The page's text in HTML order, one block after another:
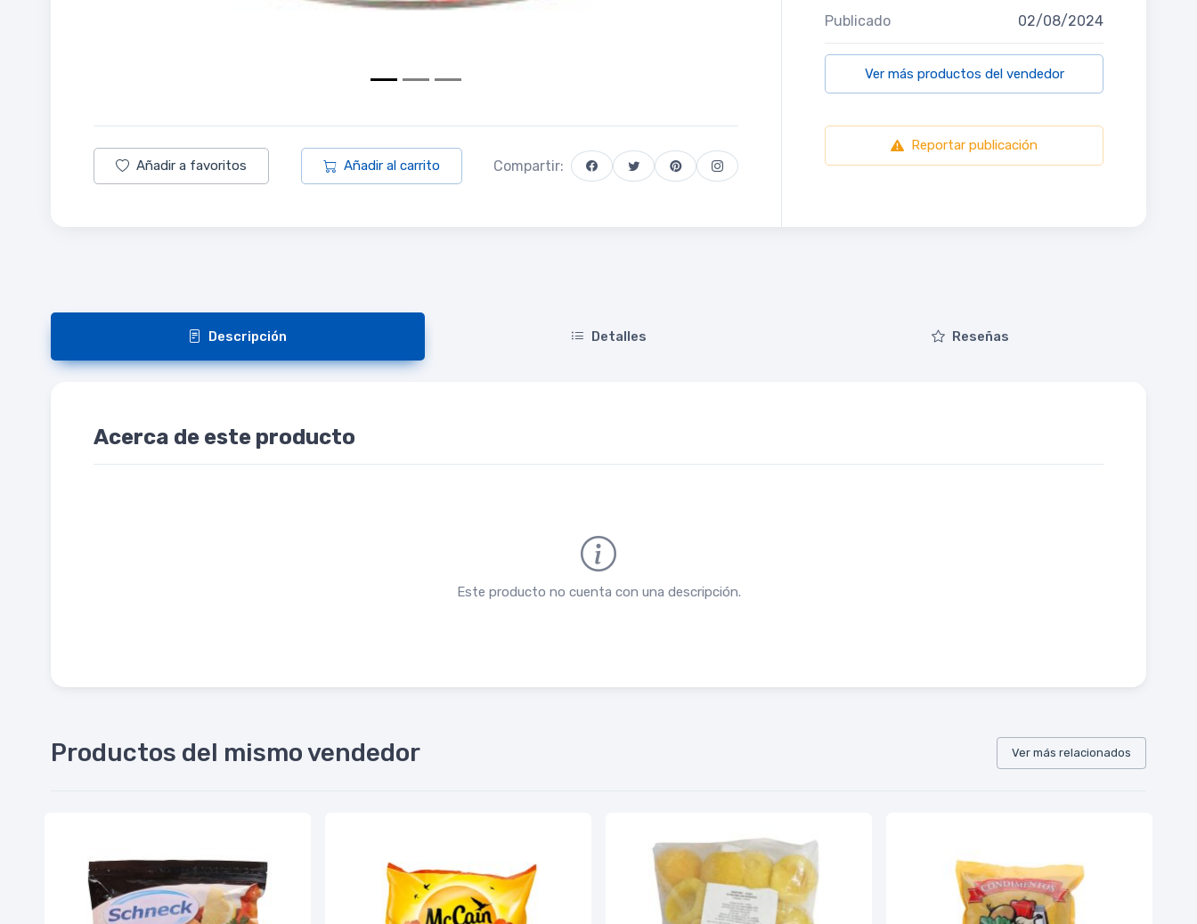
Añadir a favoritos Añadir al carrito Compartir:
Publicado 02/08/2024
Ver más productos del vendedor
Reportar publicación
Descripción Detalles Reseñas
Acerca de este producto
Este producto no cuenta con una descripción.
Productos del mismo vendedor Ver más relacionados